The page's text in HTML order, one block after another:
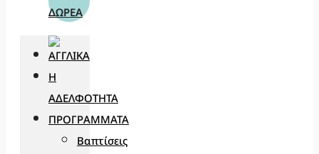
ΔΩΡΕΆ
Η
ΑΔΕΛΦΌΤΗΤΑ
ΠΡΟΓΡΆΜΜΑΤΑ
Βαπτίσεις